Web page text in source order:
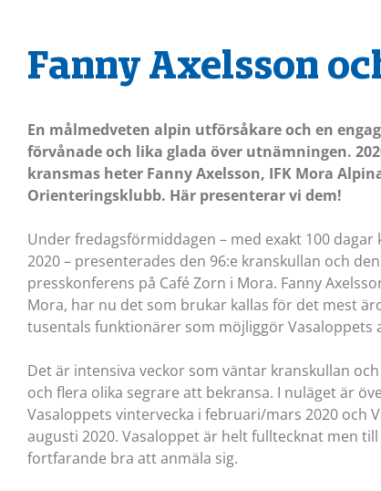
Fanny Axelsson
En målmedveten alpin utförsåkare och en
förvånade och lika glada över utnämningen.
kransmas heter Fanny Axelsson, IFK Mora
Orienteringsklubb. Här presenterar vi dem!
Under fredagsförmiddagen – med exakt 100
2020 – presenterades den 96:e kranskullan och
presskonferens på Café Zorn i Mora. Fanny
Mora, har nu det som brukar kallas för det mest
tusentals funktionärer som möjliggör Vasaloppets
Det är intensiva veckor som väntar kranskullan
och flera olika segrare att bekransa. I nuläget är
Vasaloppets vintervecka i februari/mars 2020 och
augusti 2020. Vasaloppet är helt fulltecknat men
fortfarande bra att anmäla sig.